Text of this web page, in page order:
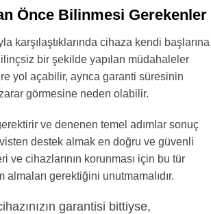
Önce Bilinmesi Gerekenler
karşılaştıklarında cihaza kendi başlarına
bir şekilde yapılan müdahaleler
yol açabilir, ayrıca garanti süresinin
görmesine neden olabilir.
ve denenen temel adımlar sonuç
destek almak en doğru ve güvenli
ve cihazlarının korunması için bu tür
gerektiğini unutmamalıdır.
garantisi bittiyse,